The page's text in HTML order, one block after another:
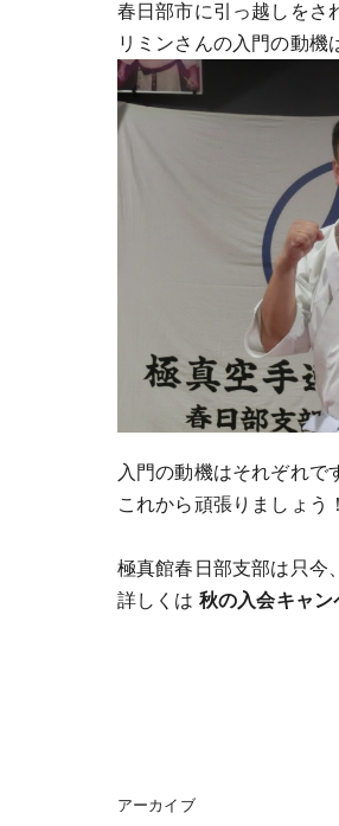
春日部市に引っ越しをさ
リミンさんの入門の動機
入門の動機はそれぞれで
これから頑張りましょう！
極真館春日部支部は只今
詳しくは 秋の入会キャン
アーカイブ